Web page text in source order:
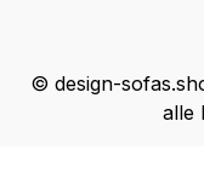
© design-
alle